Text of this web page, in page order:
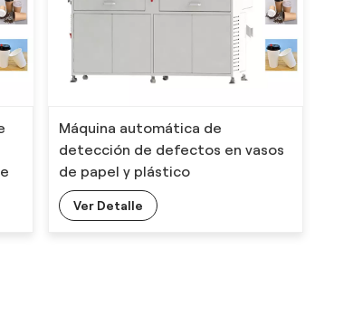
Máquina automática de
detección de defectos en vasos
de papel y plástico
Ver Detalle